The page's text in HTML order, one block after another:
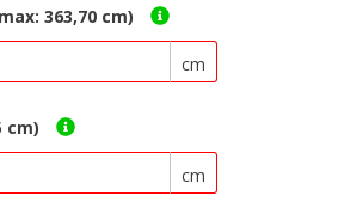
363,70 cm)
cm
cm)
cm